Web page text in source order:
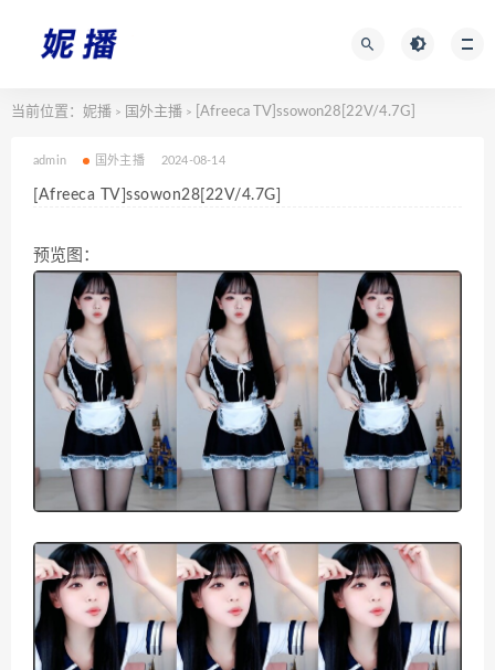
当前位置： 妮播 > 国外主播 > [Afreeca TV]ssowon28[22V/4.7G]
admin 国外主播 2024-08-14
[Afreeca TV]ssowon28[22V/4.7G]
预览图：